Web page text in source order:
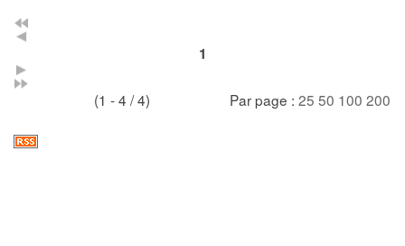
1
(1 - 4 / 4) Par page : 25 50 100 200